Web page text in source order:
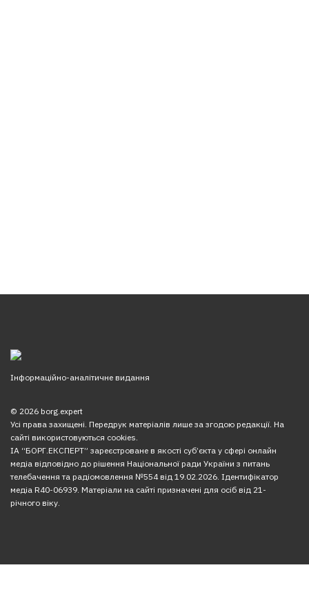
Інформаційно-аналітичне видання
© 2026 borg.expert
Усі права захищені. Передрук матеріалів лише за згодою редакції. На
сайті використовуються cookies.
ІА “БОРГ.ЕКСПЕРТ” зареєстроване в якості суб’єкта у сфері онлайн
медіа відповідно до рішення Національної ради України з питань
телебачення та радіомовлення №554 від 19.02.2026. Ідентифікатор
медіа R40-06939. Матеріали на сайті призначені для осіб від 21-
річного віку.